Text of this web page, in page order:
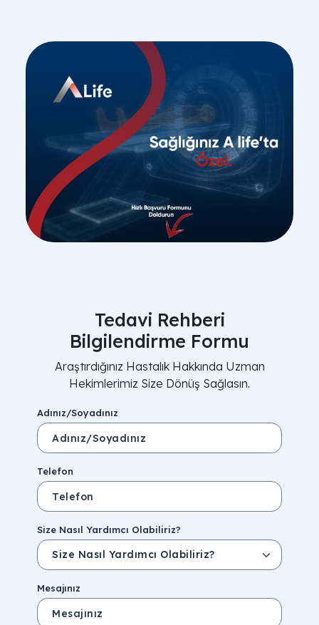
Tedavi Rehberi
Bilgilendirme Formu
Araştırdığınız Hastalık Hakkında Uzman
Hekimlerimiz Size Dönüş Sağlasın.
Adınız/Soyadınız
Telefon
Size Nasıl Yardımcı Olabiliriz?
Mesajınız